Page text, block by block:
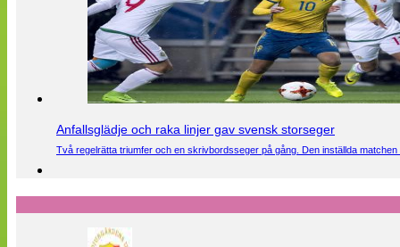
Anfallsglädje och raka linjer gav svensk storseger
Två regelrätta triumfer och en skrivbordsseger på gång. Den inställda